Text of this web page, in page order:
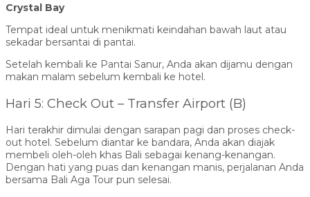
Crystal Bay
Tempat ideal untuk menikmati keindahan bawah laut atau
sekadar bersantai di pantai.
Setelah kembali ke Pantai Sanur, Anda akan dijamu dengan
makan malam sebelum kembali ke hotel.
Hari 5: Check Out – Transfer Airport (B)
Hari terakhir dimulai dengan sarapan pagi dan proses check-
out hotel. Sebelum diantar ke bandara, Anda akan diajak
membeli oleh-oleh khas Bali sebagai kenang-kenangan.
Dengan hati yang puas dan kenangan manis, perjalanan Anda
bersama Bali Aga Tour pun selesai.